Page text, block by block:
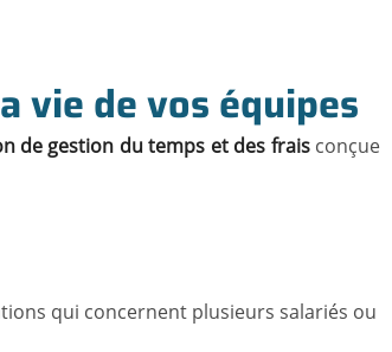
vie de vos équipes
de gestion du temps et des fraisconçue
qui concernent plusieurs salariés ou